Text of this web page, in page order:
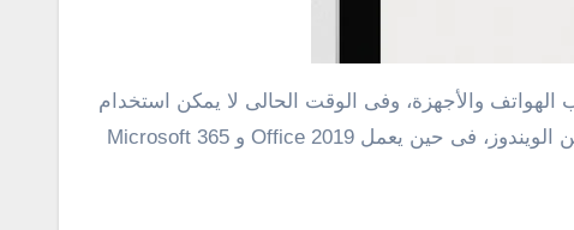
الهواتف والأجهزة، وفى الوقت الحالى لا يمكن استخدام
Microsoft Office على ويندوز xp، حيث يعمل كل من Office 2013 و 2016 فقط على ويندوز 7 والإصدارات الحديثة من الويندوز، فى حين يعمل Office 2019 و Microsoft 365